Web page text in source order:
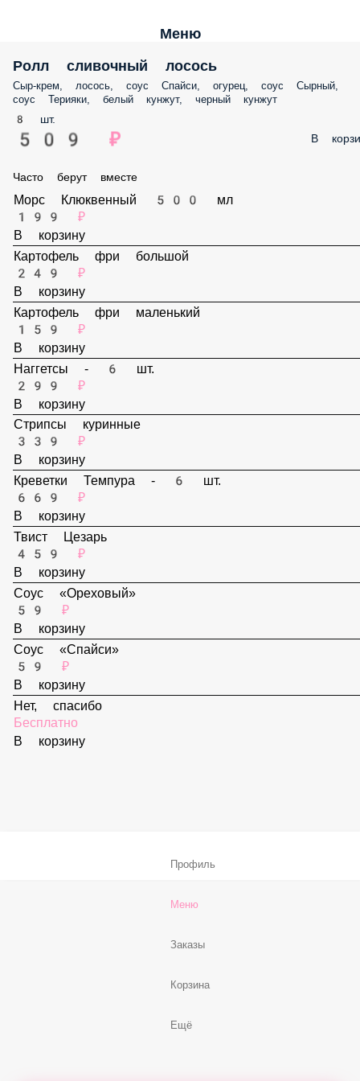
Меню
Ролл сливочный лосось
Сыр-крем, лосось, соус Спайси, огурец, соус Сырный, соус Терияки,
белый кунжут, черный кунжут
8 шт.
509 ₽ В
Часто берут вместе
Морс Клюквенный 500 мл
199 ₽
В корзину
Картофель фри большой
249 ₽
В корзину
Картофель фри маленький
159 ₽
В корзину
Наггетсы - 6 шт.
299 ₽
В корзину
Стрипсы куринные
339 ₽
В корзину
Креветки Темпура - 6 шт.
669 ₽
В корзину
Твист Цезарь
459 ₽
В корзину
Соус «Ореховый»
59 ₽
В корзину